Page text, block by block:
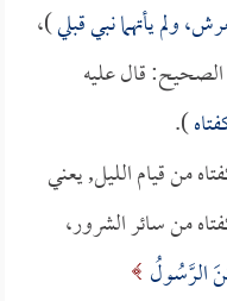
ولم يأتهما نبي قبلي)،
قال عليه
).
من قيام الليل, يعني
من سائر الشرور،
الرَّسُولُ